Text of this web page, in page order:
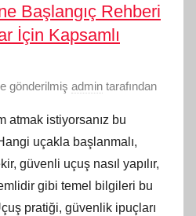
Başlangıç Rehberi
İçin Kapsamlı
gönderilmiş admin tarafından
atmak istiyorsanız bu
uçakla başlanmalı,
güvenli uçuş nasıl yapılır,
gibi temel bilgileri bu
pratiği, güvenlik ipuçları